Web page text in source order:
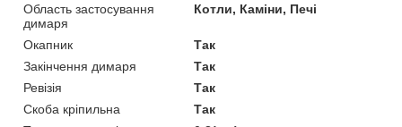
Область застосування
димаря
Котли, Каміни, Печі
Окапник
Так
Закінчення димаря
Так
Ревізія
Так
Скоба кріпильна
Так